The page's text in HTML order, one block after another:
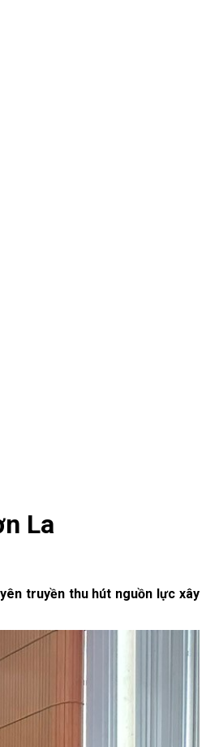
La
truyền thu hút nguồn lực xây